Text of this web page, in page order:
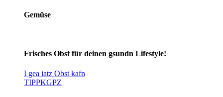
Gemüse
Frisches Obst für deinen gsundn Lifestyle!
I gea iatz Obst kafn
TIPPKGPZ